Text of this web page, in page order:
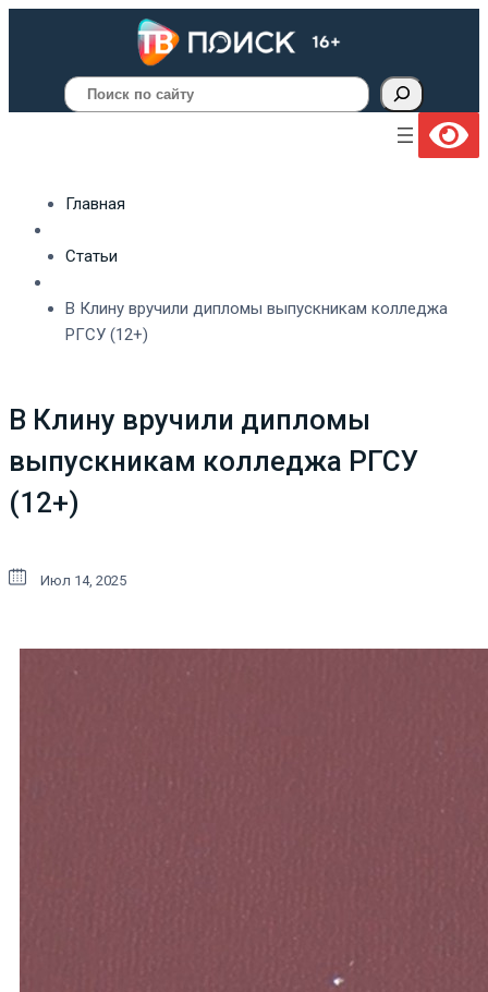
Поиск
Главная
Статьи
В Клину вручили дипломы выпускникам колледжа
РГСУ (12+)
В Клину вручили дипломы
выпускникам колледжа РГСУ
(12+)
Июл 14, 2025